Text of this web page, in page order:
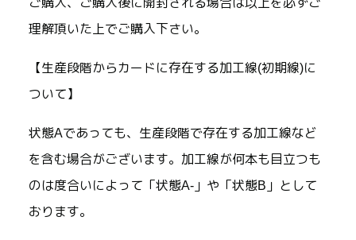
ご購入、ご購入後に開封される場合は以上を必ずご
理解頂いた上でご購入下さい。
【生産段階からカードに存在する加工線(初期線)に
ついて】
状態Aであっても、生産段階で存在する加工線など
を含む場合がございます。加工線が何本も目立つも
のは度合いによって「状態A-」や「状態B」として
おります。